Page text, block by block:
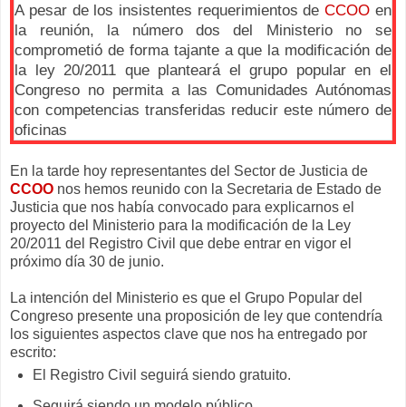
A pesar de los insistentes requerimientos deCCOO en
la reunión, la número dos del Ministerio no se
comprometió de forma tajante a que la modificación de
la ley 20/2011 que planteará el grupo popular en el
Congreso no permita a las Comunidades Autónomas
con competencias transferidas reducir este número de
oficinas
En la tarde hoy representantes del Sector de Justicia de
CCOO nos hemos reunido con la Secretaria de Estado de
Justicia que nos había convocado para explicarnos el
proyecto del Ministerio para la modificación de la Ley
20/2011 del Registro Civil que debe entrar en vigor el
próximo día 30 de junio.
La intención del Ministerio es que el Grupo Popular del
Congreso presente una proposición de ley que contendría
los siguientes aspectos clave que nos ha entregado por
escrito:
El Registro Civil seguirá siendo gratuito.